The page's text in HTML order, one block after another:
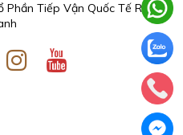
Tiếp Vận Quốc Tế Rồng